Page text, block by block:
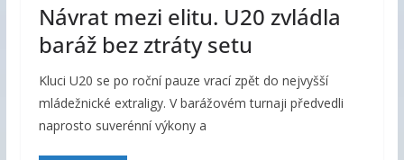
Návrat mezi elitu. U20 zvládla
baráž bez ztráty setu
Kluci U20 se po roční pauze vrací zpět do nejvyšší
mládežnické extraligy. V barážovém turnaji předvedli
naprosto suverénní výkony a